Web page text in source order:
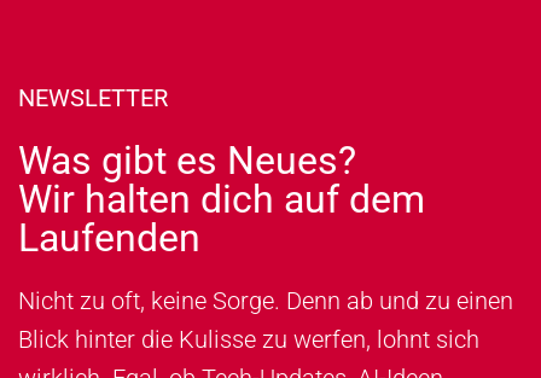
NEWSLETTER
Was gibt es Neues?
Wir halten dich auf dem
Laufenden
Nicht zu oft, keine Sorge. Denn ab und zu einen
Blick hinter die Kulisse zu werfen, lohnt sich